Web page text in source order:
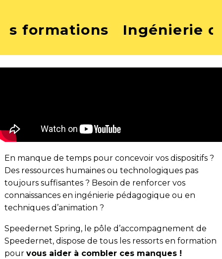
Ingénierie de formation
En manque de temps pour concevoir vos dispositifs ?
Des ressources humaines ou technologiques pas
toujours suffisantes ? Besoin de renforcer vos
connaissances en ingénierie pédagogique ou en
techniques d’animation ?
Speedernet Spring, le pôle d’accompagnement de
Speedernet, dispose de tous les ressorts en formation
pour vous aider à combler ces manques !